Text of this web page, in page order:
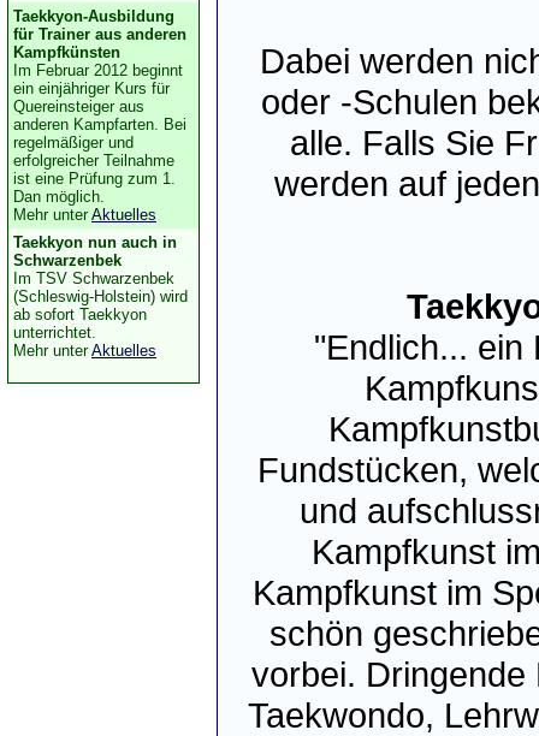
Taekkyon-Ausbildung
für Trainer aus anderen
Kampfkünsten
Im Februar 2012 beginnt
ein einjähriger Kurs für
Quereinsteiger aus
anderen Kampfarten. Bei
regelmäßiger und
erfolgreicher Teilnahme
ist eine Prüfung zum 1.
Dan möglich.
Mehr unter Aktuelles
Taekkyon nun auch in
Schwarzenbek
Im TSV Schwarzenbek
(Schleswig-Holstein) wird
ab sofort Taekkyon
unterrichtet.
Mehr unterAktuelles
Dabei werden
oder -Schulen
alle. Falls Sie
werden auf
"Endlich... ein
Fundstücken,
und
Kampfkunst
Kampfkunst im
schön
vorbei. Dringende
Taekwondo,